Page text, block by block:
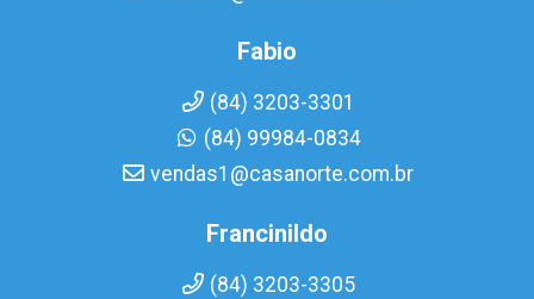
Fabio
(84) 3203-3301
(84) 99984-0834
vendas1@casanorte.com.br
Francinildo
(84) 3203-3305